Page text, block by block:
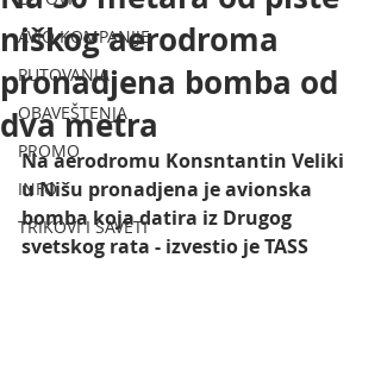
AVIO KOMPANIJE
PUTOVANJA
OBAVEŠTENJA
PROMO
INFO
TRIKOVI I SAVETI
niškog aerodroma
pronadjena bomba od
dva metra
Na aerodromu Konsntantin Veliki
u Nišu pronadjena je avionska
bomba koja datira iz Drugog
svetskog rata - izvestio je TASS